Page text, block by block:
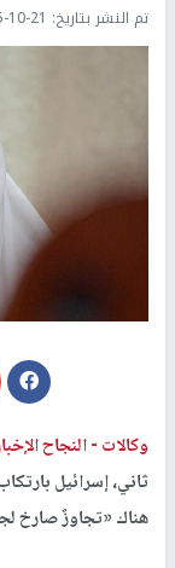
تم النشر بتاريخ: 21 12:14
وكالات -النجاح
ثاني، إسرائيل
هناك «تجاوزٌ صارخ